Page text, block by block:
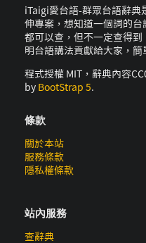
iTaigi愛台語-群眾台語辭典
伸專案，想知道一個詞的
都可以查，但不一定查得
明台語講法貢獻給大家，
程式授權 MIT，辭典內容
by BootStrap 5.
條款
關於本站
服務條款
隱私權條款
站內服務
查辭典